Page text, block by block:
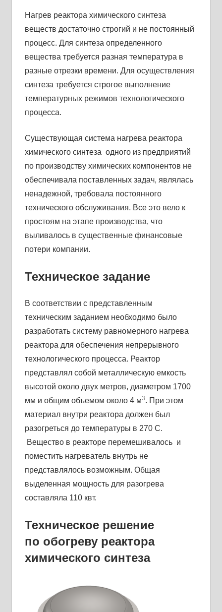
Нагрев реактора химического синтеза
веществ достаточно строгий и не постоянный
процесс. Для синтеза определенного
вещества требуется разная температура в
разные отрезки времени. Для осуществления
синтеза требуется строгое выполнение
температурных режимов технологического
процесса.
Существующая система нагрева реактора
химического синтеза одного из предприятий
по производству химических компонентов не
обеспечивала поставленных задач, являлась
ненадежной, требовала постоянного
технического обслуживания. Все это вело к
простоям на этапе производства, что
выливалось в существенные финансовые
потери компании.
Техническое задание
В соответствии с представленным
техническим заданием необходимо было
разработать систему равномерного нагрева
реактора для обеспечения непрерывного
технологического процесса. Реактор
представлял собой металлическую емкость
высотой около двух метров, диаметром 1700
мм и общим объемом около 4 м3. При этом
материал внутри реактора должен был
разогреться до температуры в 270 С.
Вещество в реакторе перемешивалось и
поместить нагреватель внутрь не
представлялось возможным. Общая
выделенная мощность для разогрева
составляла 110 квт.
Техническое решение
по обогреву реактора
химического синтеза